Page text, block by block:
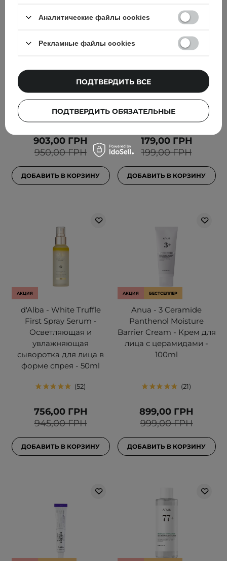
Purito Seoul - Mighty
Bamboo Panthenol
Успокаивающий крем
для лица с пантенолом -
100ml
105
950,00 ГРН
903,00 ГРН
ДОБАВИТЬ В КОРЗИНУ
Biodance - Hydro Cera-
nol Real Deep Mask -
коллагеновая маска для
лица - 1шт//34g
199,00 ГРН
179,00 ГРН
ДОБАВИТЬ В КОРЗИНУ
АКЦИЯ
d'Alba - White Truffle
First Spray Serum -
Осветляющая и
увлажняющая
сыворотка для лица в
форме спрея - 50ml
52
945,00 ГРН
756,00 ГРН
ДОБАВИТЬ В КОРЗИНУ
АКЦИЯ БЕСТСЕЛЛЕР
Anua - 3 Ceramide
Panthenol Moisture
Barrier Cream - Крем для
лица с церамидами -
100ml
21
999,00 ГРН
899,00 ГРН
ДОБАВИТЬ В КОРЗИНУ
Аналитические файлы cookies
Рекламные файлы cookies
ПОДТВЕРДИТЬ ОБЯЗАТЕЛЬНЫЕ
ПОДТВЕРДИТЬ ВСЕ